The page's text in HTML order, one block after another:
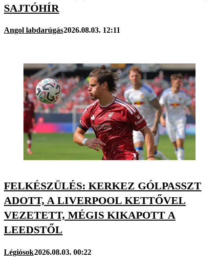
SAJTÓHÍR
Angol labdarúgás2026.08.03. 12:11
FELKÉSZÜLÉS: KERKEZ GÓLPASSZT
ADOTT, A LIVERPOOL KETTŐVEL
VEZETETT, MÉGIS KIKAPOTT A
LEEDSTŐL
Légiósok2026.08.03. 00:22